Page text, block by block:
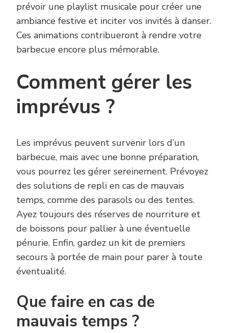
prévoir une playlist musicale pour créer une
ambiance festive et inciter vos invités à danser.
Ces animations contribueront à rendre votre
barbecue encore plus mémorable.
Comment gérer les
imprévus ?
Les imprévus peuvent survenir lors d’un
barbecue, mais avec une bonne préparation,
vous pourrez les gérer sereinement. Prévoyez
des solutions de repli en cas de mauvais
temps, comme des parasols ou des tentes.
Ayez toujours des réserves de nourriture et
de boissons pour pallier à une éventuelle
pénurie. Enfin, gardez un kit de premiers
secours à portée de main pour parer à toute
éventualité.
Que faire en cas de
mauvais temps ?